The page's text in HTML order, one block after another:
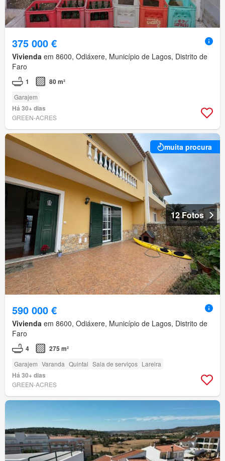
375 000 €
Vivienda em 8600, Odiáxere, Município de Lagos, Distrito de
Faro
1 80 m²
Garajem
Há 30+ dias
GREEN-ACRES
muita procura
12 Fotos
590 000 €
Vivienda em 8600, Odiáxere, Município de Lagos, Distrito de
Faro
4 275 m²
Garajem Varanda Quintal Sala de serviços Lareira
Há 30+ dias
GREEN-ACRES